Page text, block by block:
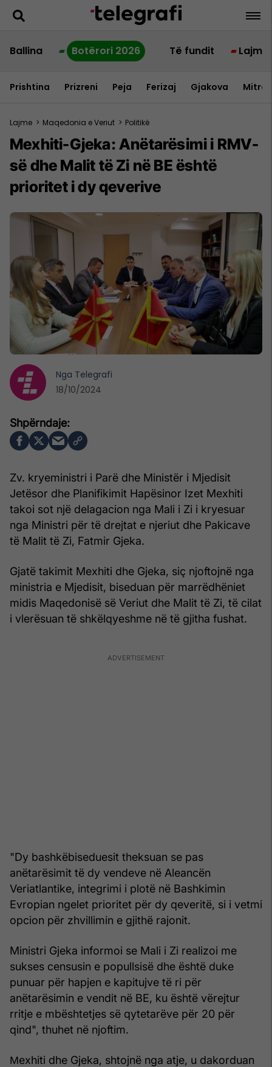
Ballina Botërori 2026 Të fundit Lajme
Prishtina Prizreni Peja Ferizaj Gjakova
Lajme > Maqedonia e Veriut > Politikë
Mexhiti-Gjeka: Anëtarësimi i RMV-
së dhe Malit të Zi në BE është
prioritet i dy qeverive
Zv. kryeministri i Parë dhe Ministër i Mjedisit
Jetësor dhe Planifikimit Hapësinor Izet Mexhiti
takoi sot një delagacion nga Mali i Zi i kryesuar
nga Ministri për të drejtat e njeriut dhe Pakicave
të Malit të Zi, Fatmir Gjeka.
Gjatë takimit Mexhiti dhe Gjeka, siç njoftojnë nga
ministria e Mjedisit, biseduan për marrëdhëniet
midis Maqedonisë së Veriut dhe Malit të Zi, të cilat
i vlerësuan të shkëlqyeshme në të gjitha fushat.
"Dy bashkëbiseduesit theksuan se pas
anëtarësimit të dy vendeve në Aleancën
Veriatlantike, integrimi i plotë në Bashkimin
Evropian ngelet prioritet për dy qeveritë, si i vetmi
opcion për zhvillimin e gjithë rajonit.
Ministri Gjeka informoi se Mali i Zi realizoi me
sukses censusin e popullsisë dhe është duke
punuar për hapjen e kapitujve të ri për
anëtarësimin e vendit në BE, ku është vërejtur
rritje e mbështetjes së qytetarëve për 20 për
qind", thuhet në njoftim.
Мexhiti dhe Gjeka, shtojnë nga atje, u dakorduan
Nga Telegrafi
18/10/2024